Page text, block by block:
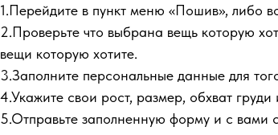
1.Перейдите в пункт меню «Пошив», либо
2.Проверьте что выбрана вещь которую
вещи которую хотите.
3.Заполните персональные данные для
4.Укажите свои рост, размер, обхват груди
5.Отправьте заполненную форму и с вами